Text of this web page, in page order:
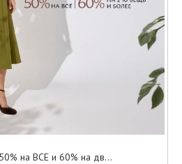
на ВСЕ и 60% на дв...